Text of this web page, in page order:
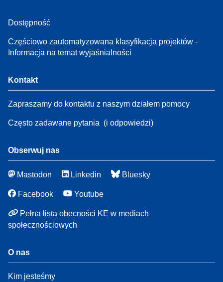
Dostępność
Częściowo zautomatyzowana klasyfikacja projektów -
Informacja na temat wyjaśnialności
Kontakt
Zapraszamy do kontaktu z naszym działem pomocy
Często zadawane pytania (i odpowiedzi)
Obserwuj nas
Mastodon Linkedin Bluesky
Facebook Youtube
Pełna lista obecności KE w mediach
społecznościowych
O nas
Kim jesteśmy